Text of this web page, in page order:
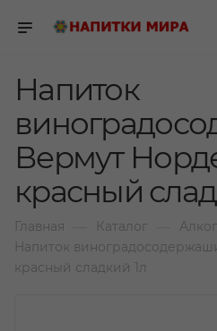
Напиток
Вермут
красный
Главная Каталог
Напиток
красный сладкий 1л